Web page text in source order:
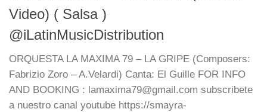
Video) ( Salsa )
@iLatinMusicDistribution
ORQUESTA LA MAXIMA 79 – LA GRIPE (Composers:
Fabrizio Zoro – A.Velardi) Canta: El Guille FOR INFO
AND BOOKING : lamaxima79@gmail.com subscribete
a nuestro canal youtube https://smayra-